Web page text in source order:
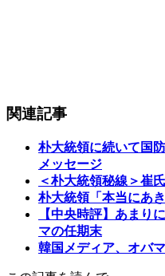
関連記事
朴大統領に続いて国
メッセージ
＜朴大統領秘線＞崔
朴大統領「本当にあ
【中央時評】あまり
マの任期末
韓国メディア、オバ